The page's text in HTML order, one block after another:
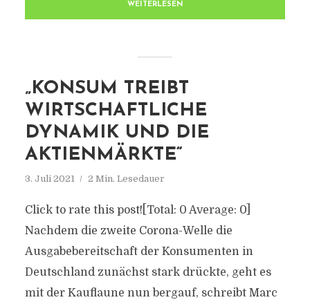
WEITERLESEN
„KONSUM TREIBT
WIRTSCHAFTLICHE
DYNAMIK UND DIE
AKTIENMÄRKTE“
3. Juli 2021 2 Min. Lesedauer
Click to rate this post![Total: 0 Average: 0]
Nachdem die zweite Corona-Welle die
Ausgabebereitschaft der Konsumenten in
Deutschland zunächst stark drückte, geht es
mit der Kauflaune nun bergauf, schreibt Marc